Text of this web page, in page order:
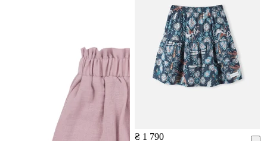
₴ 1 790